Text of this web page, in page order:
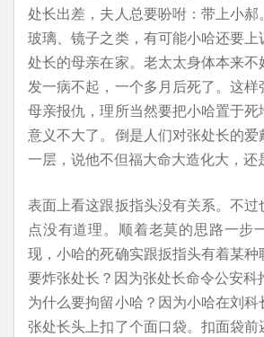
处长出差，夫人总要吩咐：带上小
玻璃、镜子之类，有可能小哈还要
处长的母亲在家。老太太身体本来
发一病不起，一个多月后死了。这
母亲报仇，理所当然要把小哈置于
意义不大了。倒是人们对张处长的爱
一层，说他不但福大命大造化大，还
表面上看这跟扳指头没有关系。不
点没有道理。顺着老莫的思路一步
现，小哈的死确实跟扳指头有着某
要炸张处长？因为张处长命令公安科
为什么要拘留小哈？因为小哈在刘
张处长头上扣了个面口袋。扣面袋